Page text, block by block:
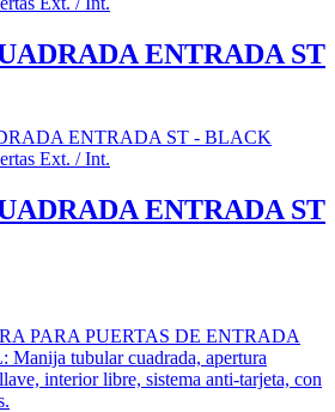
ENTRADA ST
Ext. / Int.
ENTRADA ST
PARA PUERTAS DE ENTRADA
Manija tubular cuadrada, apertura
interior libre, sistema anti-tarjeta, con